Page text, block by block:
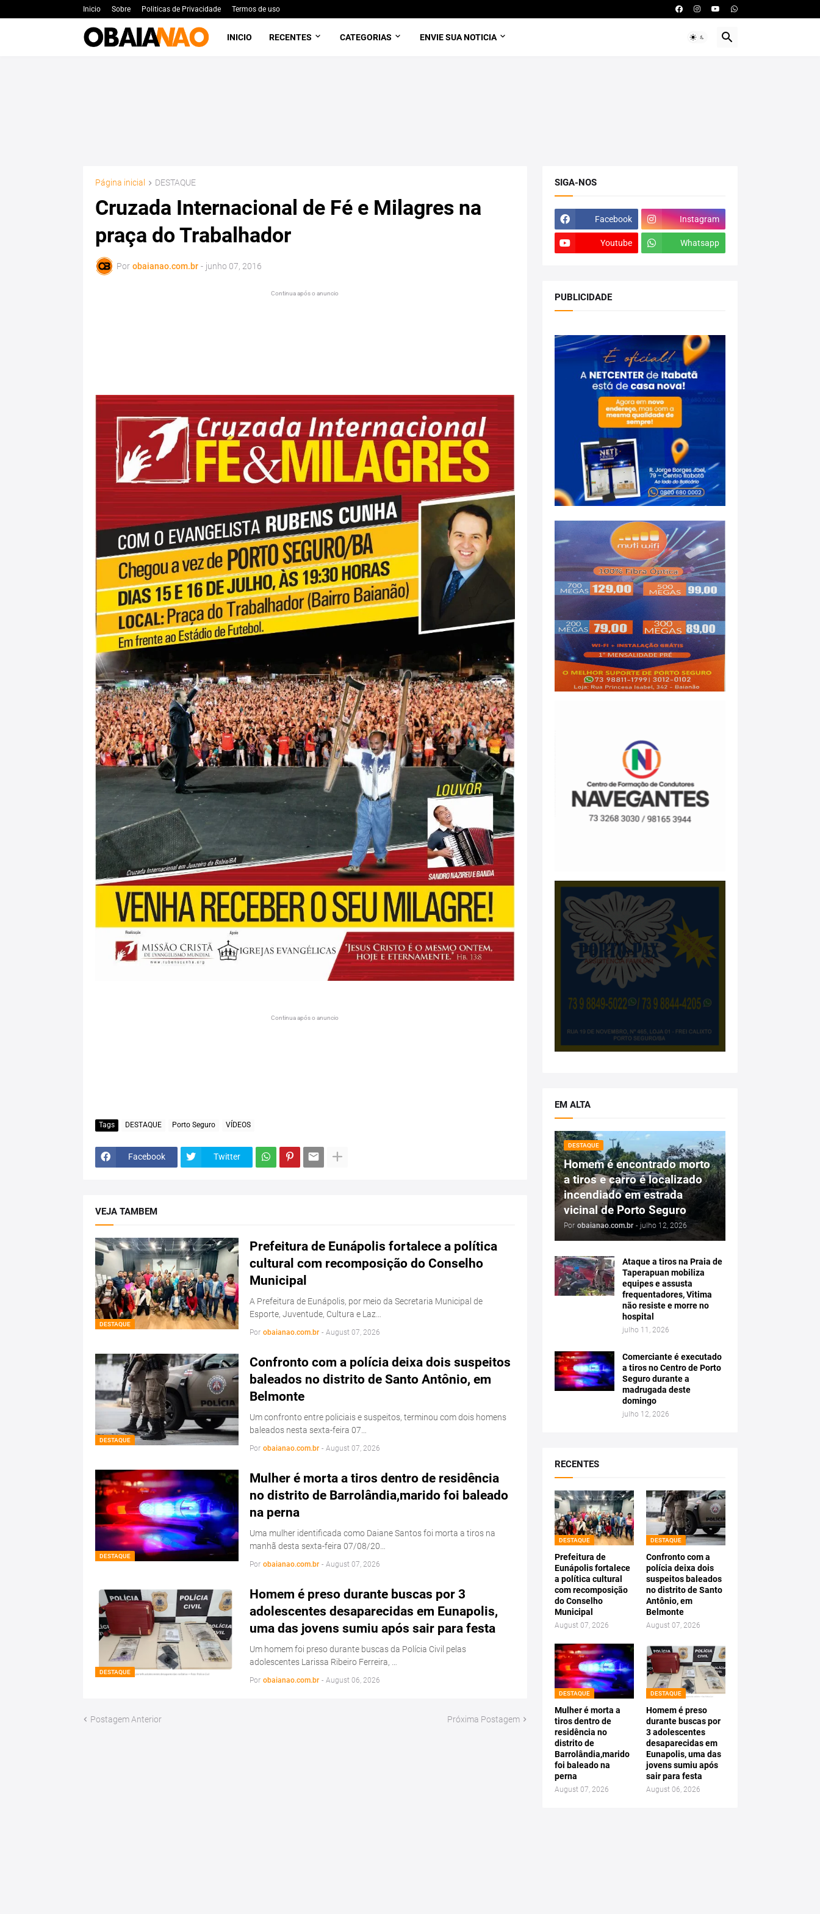
Inicio Sobre Politicas de Privacidade Termos de uso
INICIO RECENTES CATEGORIAS ENVIE SUA NOTICIA
Página inicial DESTAQUE
Cruzada Internacional de Fé e Milagres na
praça do Trabalhador
Por obaianao.com.br - junho 07, 2016
Continua após o anuncio
Continua após o anuncio
Tags DESTAQUE Porto Seguro VÍDEOS
Facebook Twitter
VEJA TAMBEM
DESTAQUE
Prefeitura de Eunápolis fortalece a política
cultural com recomposição do Conselho
Municipal
A Prefeitura de Eunápolis, por meio da Secretaria Municipal de
Esporte, Juventude, Cultura e Laz…
Por obaianao.com.br - August 07, 2026
DESTAQUE
Confronto com a polícia deixa dois suspeitos
baleados no distrito de Santo Antônio, em
Belmonte
Um confronto entre policiais e suspeitos, terminou com dois homens
baleados nesta sexta-feira 07…
Por obaianao.com.br - August 07, 2026
DESTAQUE
Mulher é morta a tiros dentro de residência
no distrito de Barrolândia,marido foi baleado
na perna
Uma mulher identificada como Daiane Santos foi morta a tiros na
manhã desta sexta-feira 07/08/20…
Por obaianao.com.br - August 07, 2026
DESTAQUE
Homem é preso durante buscas por 3
adolescentes desaparecidas em Eunapolis,
uma das jovens sumiu após sair para festa
Um homem foi preso durante buscas da Polícia Civil pelas
adolescentes Larissa Ribeiro Ferreira, …
Por obaianao.com.br - August 06, 2026
Postagem Anterior Próxima Postagem
SIGA-NOS
Facebook Instagram
Youtube Whatsapp
PUBLICIDADE
EM ALTA
DESTAQUE
Homem é encontrado morto
a tiros e carro é localizado
incendiado em estrada
vicinal de Porto Seguro
Por obaianao.com.br - julho 12, 2026
Ataque a tiros na Praia de
Taperapuan mobiliza
equipes e assusta
frequentadores, Vitima
não resiste e morre no
hospital
julho 11, 2026
Comerciante é executado
a tiros no Centro de Porto
Seguro durante a
madrugada deste
domingo
julho 12, 2026
RECENTES
DESTAQUE
Prefeitura de
Eunápolis fortalece
a política cultural
com recomposição
do Conselho
Municipal
August 07, 2026
DESTAQUE
Confronto com a
polícia deixa dois
suspeitos baleados
no distrito de Santo
Antônio, em
Belmonte
August 07, 2026
DESTAQUE
Mulher é morta a
tiros dentro de
residência no
distrito de
Barrolândia,marido
foi baleado na
perna
August 07, 2026
DESTAQUE
Homem é preso
durante buscas por
3 adolescentes
desaparecidas em
Eunapolis, uma das
jovens sumiu após
sair para festa
August 06, 2026